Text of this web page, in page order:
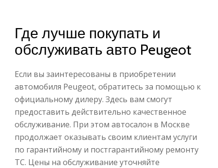
Где лучше покупать и
обслуживать авто Peugeot
Если вы заинтересованы в приобретении
автомобиля Peu­geot, обратитесь за помощью к
официальному дилеру. Здесь вам смогут
предоставить действительно качественное
обслуживание. При этом автосалон в Москве
продолжает оказывать своим клиентам услуги
по гарантийному и постгарантийному ремонту
ТС. Цены на обслуживание уточняйте